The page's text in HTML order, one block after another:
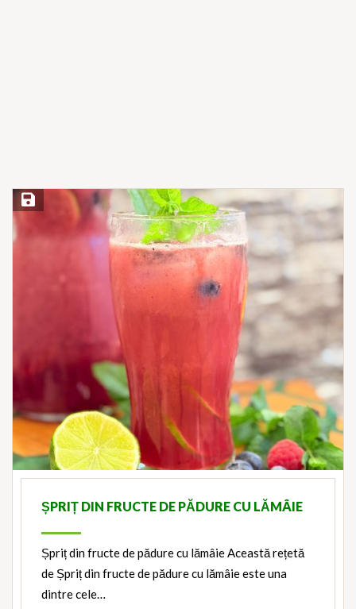
Save Recipe
ȘPRIȚ DIN FRUCTE DE PĂDURE CU LĂMÂIE
Șpriț din fructe de pădure cu lămâie Această rețetă
de Șpriț din fructe de pădure cu lămâie este una
dintre cele…